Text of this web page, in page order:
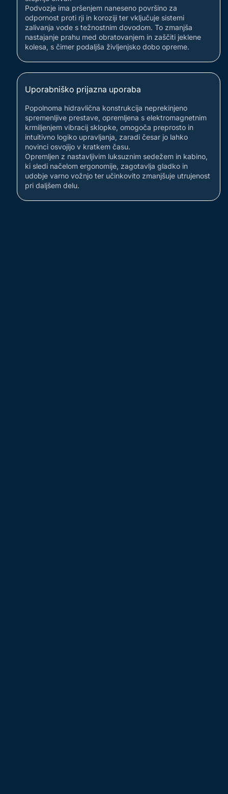
Podvozje ima pršenjem naneseno površino za
odpornost proti rji in koroziji ter vključuje sistemi
zalivanja vode s težnostnim dovodom. To zmanjša
nastajanje prahu med obratovanjem in zaščiti jeklene
kolesa, s čimer podaljša življenjsko dobo opreme.
Uporabniško prijazna uporaba
Popolnoma hidravlična konstrukcija neprekinjeno
spremenljive prestave, opremljena s elektromagnetnim
krmiljenjem vibracij sklopke, omogoča preprosto in
intuitivno logiko upravljanja, zaradi česar jo lahko
novinci osvojijo v kratkem času.
Opremljen z nastavljivim luksuznim sedežem in kabino,
ki sledi načelom ergonomije, zagotavlja gladko in
udobje varno vožnjo ter učinkovito zmanjšuje utrujenost
pri daljšem delu.